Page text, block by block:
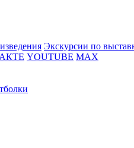
Экскурсии по
YOUTUBE MAX